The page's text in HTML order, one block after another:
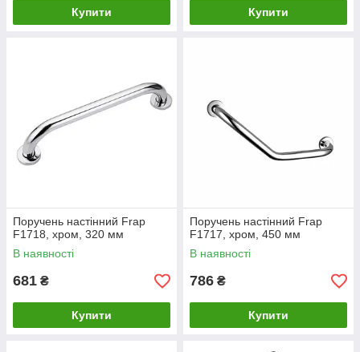
Купити Купити
Поручень настінний Frap
F1718, хром, 320 мм
В наявності
681 ₴
Купити
Поручень настінний Frap
F1717, хром, 450 мм
В наявності
786 ₴
Купити